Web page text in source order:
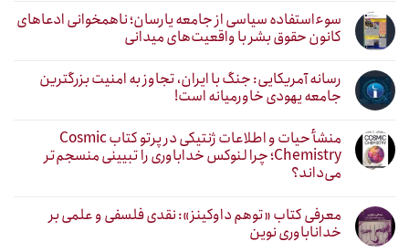
سوءاستفاده سیاسی از جامعه یارسان؛ ناهمخوانی ادعاهای
کانون حقوق بشر با واقعیت‌های میدانی
رسانه آمریکایی: جنگ با ایران، تجاوز به امنیت بزرگترین
جامعه یهودی خاورمیانه است!
منشأ حیات و اطلاعات ژنتیکی در پرتو کتاب Cosmic
Chemistry؛ چرا لنوکس خداباوری را تبیینی منسجم‌تر
می‌داند؟
معرفی کتاب «توهم داوکینز»: نقدی فلسفی و علمی بر
خداناباوری نوین